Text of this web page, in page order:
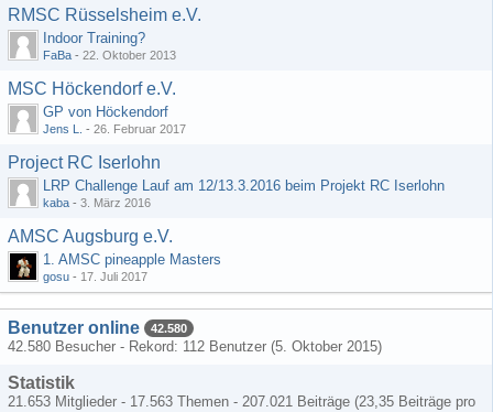
RMSC Rüsselsheim e.V.
Indoor Training?
FaBa - 22. Oktober 2013
MSC Höckendorf e.V.
GP von Höckendorf
Jens L. - 26. Februar 2017
Project RC Iserlohn
LRP Challenge Lauf am 12/13.3.2016 beim Projekt RC Iserlohn
kaba - 3. März 2016
AMSC Augsburg e.V.
1. AMSC pineapple Masters
gosu - 17. Juli 2017
Benutzer online 42.580
42.580 Besucher - Rekord: 112 Benutzer (5. Oktober 2015)
Statistik
21.653 Mitglieder - 17.563 Themen - 207.021 Beiträge (23,35 Beiträge pro